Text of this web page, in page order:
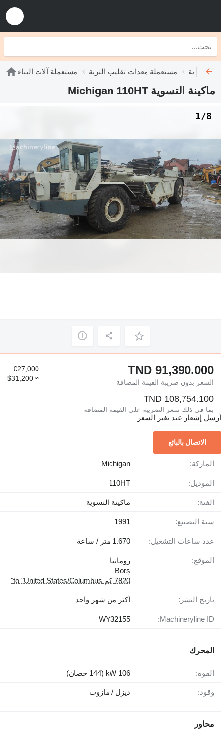
مستعملة آلات البناء مستعملة معدات تقليب التربة التسوية
ماكينة التسوية Michigan 110HT
1/8
TND 91,390.000
السعر بدون ضريبة القيمة المضافة
€27,000
≈ $31,200
TND 108,754.100
بما في ذلك سعر الضريبة على القيمة المضافة
أرسل إشعار عند تغير السعر
الاتصال بالبائع
الماركة: Michigan
الموديل: 110HT
الفئة: ماكينة التسوية
سنة التصنيع: 1991
عدد ساعات التشغيل: 1.670 متر / ساعة
الموقع:
رومانيا
Borș
7820 كم to "United States/Columbus"
تاريخ النشر: أكثر من شهر واحد
Machineryline ID:
WY32155
المحرك
القوة: 106 kW (144 حصان)
وقود: ديزل / مازوت
محاور